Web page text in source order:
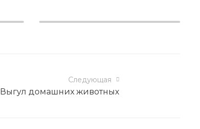
Следующая
Выгул домашних животных